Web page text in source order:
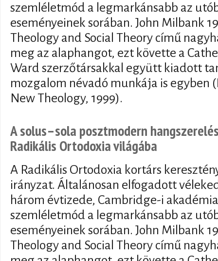
szemléletmód a legmarkánsabb az
eseményeinek sorában. John Milbank
Theology and Social Theory című
meg az alaphangot, ezt követte a
Ward szerzőtársakkal együtt kiadott
mozgalom névadó munkája is egyben
New Theology, 1999).
A solus–sola posztmodern
Radikális Ortodoxia világába
A Radikális Ortodoxia kortárs
irányzat. Általánosan elfogadott
három évtizede, Cambridge-i
szemléletmód a legmarkánsabb az
eseményeinek sorában. John Milbank
Theology and Social Theory című